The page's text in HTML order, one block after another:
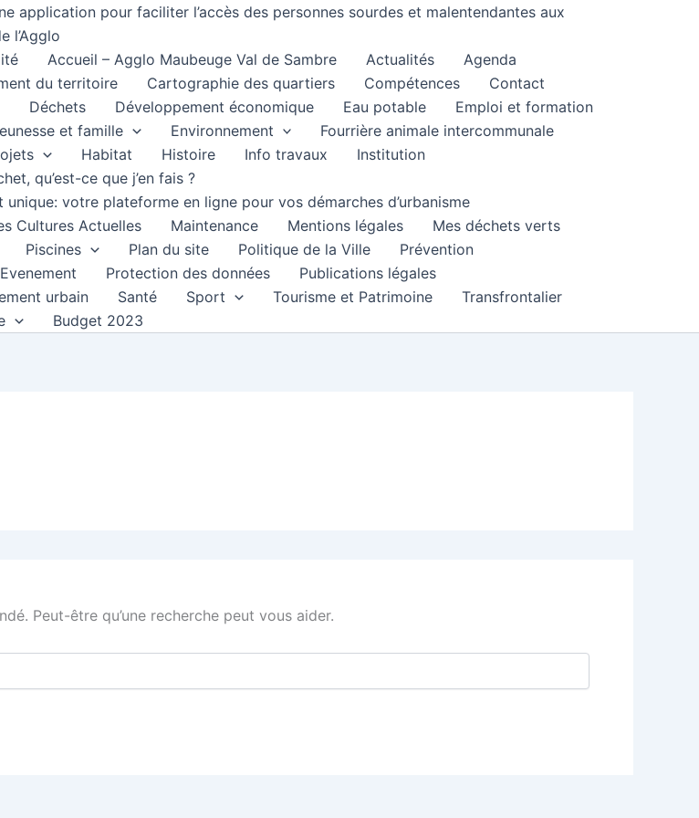
application pour faciliter l’accès des personnes sourdes et malentendantes aux
l’Agglo
Accueil – Agglo Maubeuge Val de Sambre Actualités
Agenda
du territoire
Cartographie des quartiers Compétences
Contact
Déchets Développement économique Eau potable
Emploi et formation
et famille
Environnement
Fourrière animale intercommunale
Habitat Histoire Info travaux
Institution
qu’est-ce que j’en fais ?
unique: votre plateforme en ligne pour vos démarches d’urbanisme
Cultures Actuelles
Maintenance Mentions légales
Mes déchets verts
Piscines Plan du site Politique de la Ville
Prévention
Protection des données
Publications légales
urbain
Santé Sport Tourisme et Patrimoine
Transfrontalier
Budget 2023
Peut-être qu’une recherche peut vous aider.